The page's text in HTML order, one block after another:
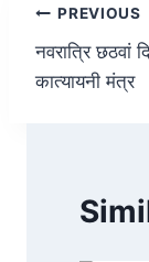
Post
PREVIOUS
नवरात्रि छठवां
कात्यायनी मंत्र